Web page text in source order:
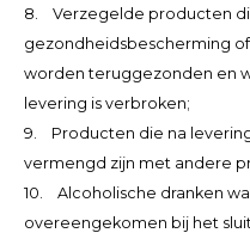
8. Verzegelde producten
gezondheidsbescherming
worden teruggezonden en
levering is verbroken;
9. Producten die na
vermengd zijn met andere
10. Alcoholische dranken
overeengekomen bij het